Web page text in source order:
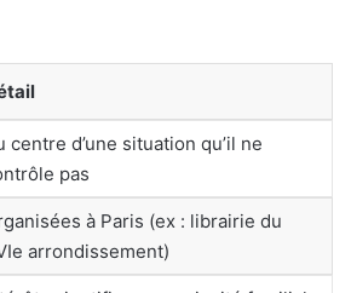
centre d’une situation qu’il ne
pas
à Paris (ex : librairie du
arrondissement)